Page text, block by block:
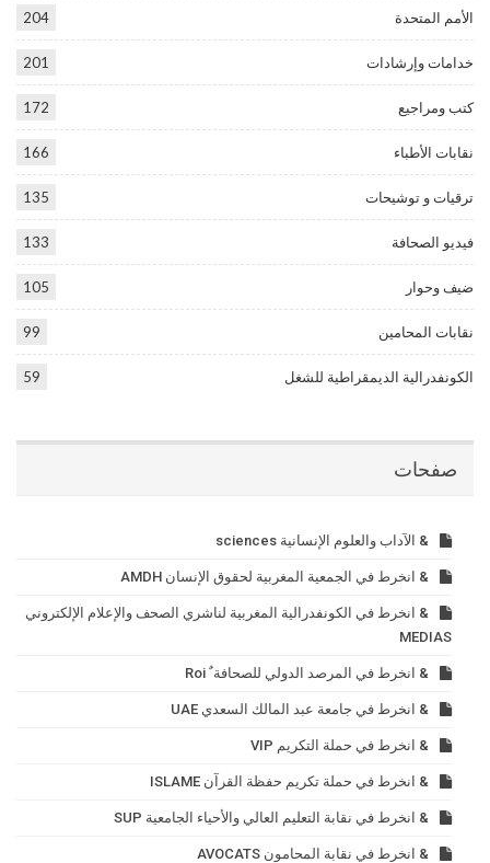
الأمم المتحدة 204
خدامات وإرشادات 201
كتب ومراجيع 172
نقابات الأطباء 166
ترقيات و توشيحات 135
فيديو الصحافة 133
ضيف وحوار 105
نقابات المحامين 99
الكونفدرالية الديمقراطية للشغل 59
صفحات
& الآداب والعلوم الإنسانية sciences
& انخرط في الجمعية المغربية لحقوق الإنسان AMDH
& انخرط في الكونفدرالية المغربية لناشري الصحف والإعلام الإلكتروني
MEDIAS
& انخرط في المرصد الدولي للصحافة ٌ Roi
& انخرط في جامعة عبد المالك السعدي UAE
& انخرط في حملة التكريم VIP
& انخرط في حملة تكريم حفظة القرآن ISLAME
& انخرط في نقابة التعليم العالي والأحياء الجامعية SUP
& انخرط في نقابة المحامون AVOCATS